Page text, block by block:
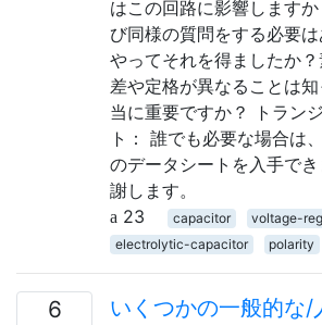
はこの回路に影響します
び同様の質問をする必要
やってそれを得ましたか
差や定格が異なることは
当に重要ですか？ トラン
ト： 誰でも必要な場合は
のデータシートを入手で
謝します。
23
capacitor voltage-
electrolytic-capacitor
polarity
6
いくつかの一般的な/